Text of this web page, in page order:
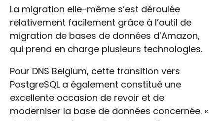
La migration elle-même s’est déroulée
relativement facilement grâce à l’outil de
migration de bases de données d’Amazon,
qui prend en charge plusieurs technologies.
Pour DNS Belgium, cette transition vers
PostgreSQL a également constitué une
excellente occasion de revoir et de
moderniser la base de données concernée. «